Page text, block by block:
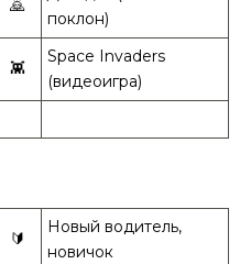
🙇
поклон)
👾
Space Invaders
(видеоигра)
🔰
Новый водитель,
новичок